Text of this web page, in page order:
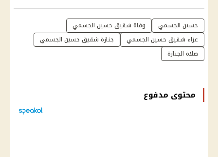
حسين الجسمي
وفاة شقيق حسين الجسمي
عزاء شقيق حسين الجسمي
جنازة شقيق حسين الجسمي
صلاة الجنازة
محتوى مدفوع